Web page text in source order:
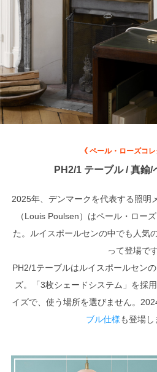
《 ペール・ローズコレ
PH2/1 テーブル / 真鍮/
2025年、デンマークを代表する照明
（Louis Poulsen）はペール・ロー
た。ルイスポールセンの中でも人気
って登場です
PH2/1テーブルはルイスポールセン
ズ。「3枚シェードシステム」を採
イズで、使う場所を選びません。
ブル仕様も登場し